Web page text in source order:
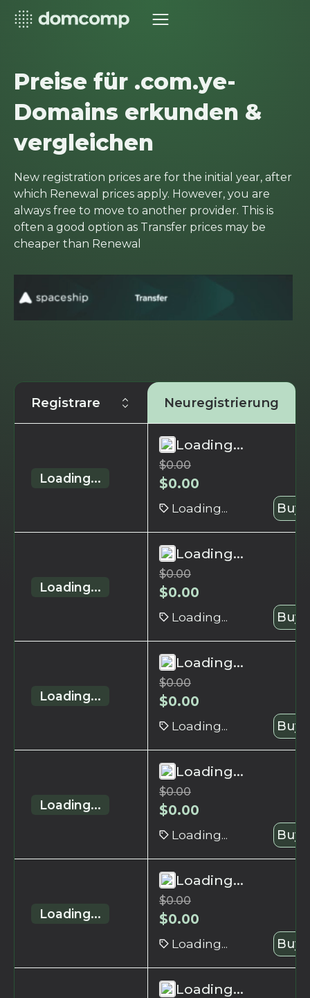
Preise für .com.ye-
Domains erkunden &
vergleichen
New registration prices are for the initial year, after
which Renewal prices apply. However, you are
always free to move to another provider. This is
often a good option as Transfer prices may be
cheaper than Renewal
Registrare Neuregistrierung
Loading...
Loading...
$0.00
$0.00
Loading... Buy
Loading...
Loading...
$0.00
$0.00
Loading... Buy
Loading...
Loading...
$0.00
$0.00
Loading... Buy
Loading...
Loading...
$0.00
$0.00
Loading... Buy
Loading...
Loading...
$0.00
$0.00
Loading... Buy
Loading...